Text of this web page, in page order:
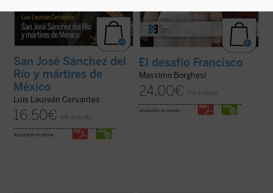
San José Sánchez del
Río y mártires de
México
Luis Laureán Cervantes
16,50€ IVA incluido
disponible en ebook:
El desafío Francisco
Massimo Borghesi
24,00€ IVA incluido
disponible en ebook: